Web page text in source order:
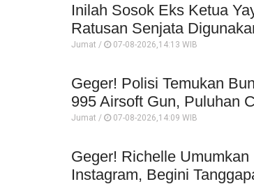
Inilah Sosok Eks Ketua
Ratusan Senjata
Jumat / 07-08-2026,14:13 WIB
Geger! Polisi Temukan
995 Airsoft Gun, Puluhan
Jumat / 07-08-2026,14:09 WIB
Geger! Richelle
Instagram, Begini